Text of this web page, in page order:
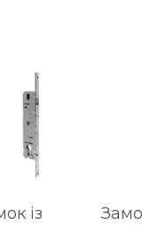
із